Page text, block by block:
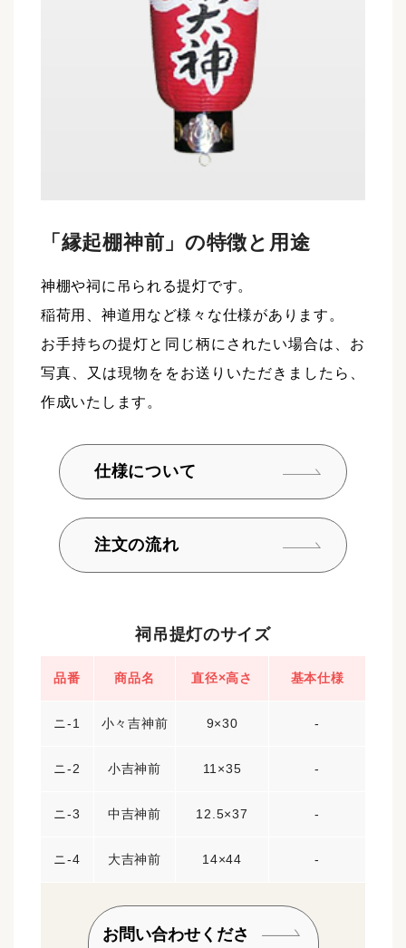
「縁起棚神前」の特徴と用途
神棚や祠に吊られる提灯です。
稲荷用、神道用など様々な仕様があります。
お手持ちの提灯と同じ柄にされたい場合は、お
写真、又は現物ををお送りいただきましたら、
作成いたします。
仕様について
注文の流れ
祠吊提灯のサイズ
品番 商品名 直径×高さ 基本仕様
ニ-1 小々吉神前 9×30 -
ニ-2 小吉神前 11×35 -
ニ-3 中吉神前 12.5×37 -
ニ-4 大吉神前 14×44 -
お問い合わせくださ